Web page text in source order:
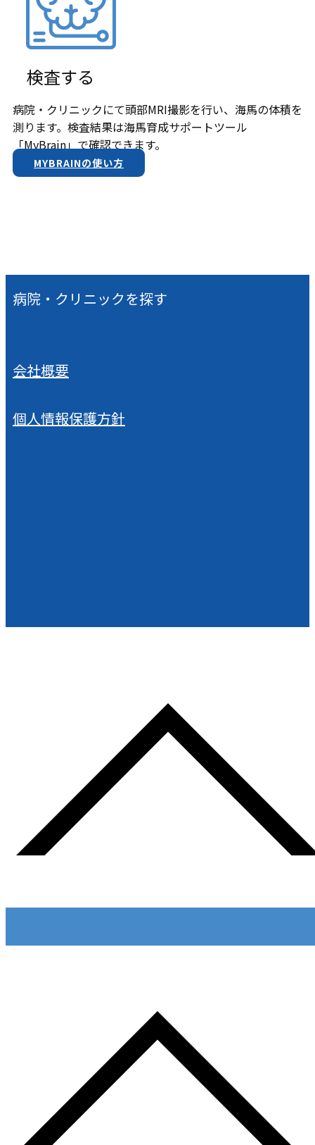
検査する
病院・クリニックにて頭部MRI撮影を行い、海馬の体積を
測ります。検査結果は​海馬育成サポートツール
「MyBrain」で確認できます。
MYBRAINの使い方
病院・クリニックを探す
会社概要
個人情報保護方針